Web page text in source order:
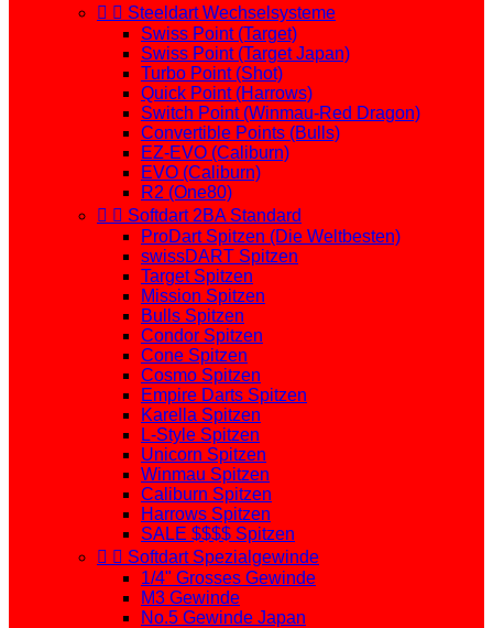
  Steeldart Wechselsysteme
Swiss Point (Target)
Swiss Point (Target Japan)
Turbo Point (Shot)
Quick Point (Harrows)
Switch Point (Winmau-Red Dragon)
Convertible Points (Bulls)
EZ-EVO (Caliburn)
EVO (Caliburn)
R2 (One80)
  Softdart 2BA Standard
ProDart Spitzen (Die Weltbesten)
swissDART Spitzen
Target Spitzen
Mission Spitzen
Bulls Spitzen
Condor Spitzen
Cone Spitzen
Cosmo Spitzen
Empire Darts Spitzen
Karella Spitzen
L-Style Spitzen
Unicorn Spitzen
Winmau Spitzen
Caliburn Spitzen
Harrows Spitzen
SALE $$$$ Spitzen
  Softdart Spezialgewinde
1/4" Grosses Gewinde
M3 Gewinde
No.5 Gewinde Japan